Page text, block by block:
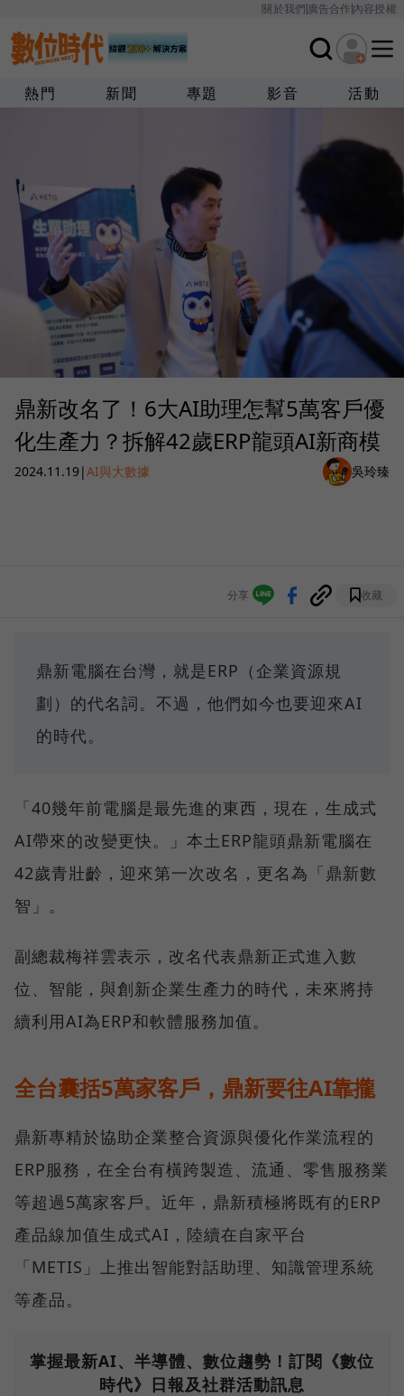
關於我們廣告合作內容授權
熱門 新聞 專題 影音 活動
鼎新改名了！6大AI助理怎幫5萬客戶優
化生產力？拆解42歲ERP龍頭AI新商模
2024.11.19|AI與大數據 吳玲臻
分享 收藏
鼎新電腦在台灣，就是ERP（企業資源規
劃）的代名詞。不過，他們如今也要迎來AI
的時代。
「40幾年前電腦是最先進的東西，現在，生成式
AI帶來的改變更快。」本土ERP龍頭鼎新電腦在
42歲青壯齡，迎來第一次改名，更名為「鼎新數
智」。
副總裁梅祥雲表示，改名代表鼎新正式進入數
位、智能，與創新企業生產力的時代，未來將持
續利用AI為ERP和軟體服務加值。
全台囊括5萬家客戶，鼎新要往AI靠攏
鼎新專精於協助企業整合資源與優化作業流程的
ERP服務，在全台有橫跨製造、流通、零售服務業
等超過5萬家客戶。近年，鼎新積極將既有的ERP
產品線加值生成式AI，陸續在自家平台
「METIS」上推出智能對話助理、知識管理系統
等產品。
掌握最新AI、半導體、數位趨勢！訂閱《數位
時代》日報及社群活動訊息